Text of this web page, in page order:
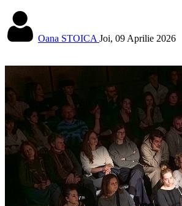
Oana STOICA Joi, 09 Aprilie 2026